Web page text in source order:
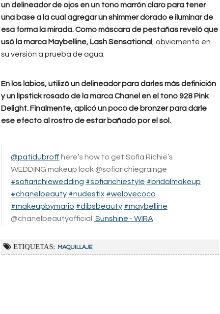
un delineador de ojos en un tono marrón claro para tener
una base a la cual agregar un shimmer dorado e iluminar de
esa forma la mirada. Como máscara de pestañas reveló que
usó la marca Maybelline, Lash Sensational , obviamente en
su versión a prueba de agua.
En los labios, utilizó un delineador para darles más definición
y un lipstick rosado de la marca Chanel en el tono 928 Pink
Delight. Finalmente, aplicó un poco de bronzer para darle
ese efecto al rostro de estar bañado por el sol.
@patidubroff here’s how to get Sofia Richie’s
WEDDING makeup look @sofiarichiegrainge
#sofiarichiewedding #sofiarichiestyle #bridalmakeup
#chanelbeauty #nudestix #welovecoco
#makeupbymario #dibsbeauty #maybelline
@chanelbeautyofficial
Sunshine - WIRA
ETIQUETAS: MAQUILLAJE